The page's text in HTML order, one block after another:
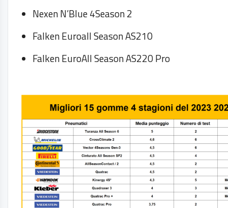
Nexen N’Blue 4Season 2
Falken Euroall Season AS210
Falken EuroAll Season AS220 Pro